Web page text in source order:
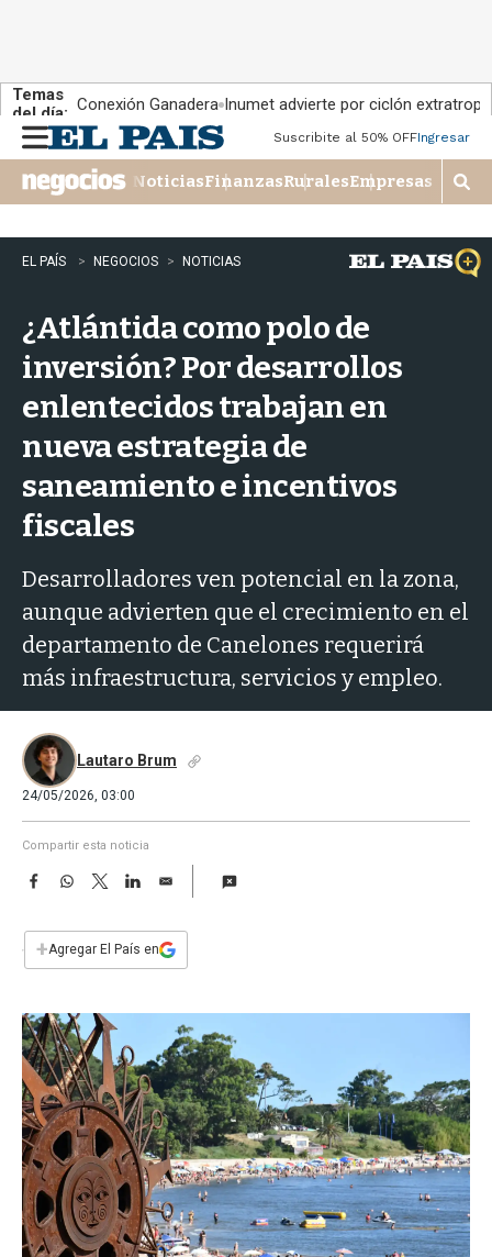
Temas
del día: Conexión Ganadera Inumet advierte por ciclón
n
u
Suscribite al 50% OFFIngresar
NoticiasFinanzasRuralesEmpresas
M
o
s
t
r
EL PAÍS NEGOCIOS NOTICIAS
¿Atlántida como polo de
inversión? Por desarrollos
enlentecidos trabajan en
nueva estrategia de
saneamiento e incentivos
fiscales
Desarrolladores ven potencial en la zona,
aunque advierten que el crecimiento en el
departamento de Canelones requerirá
más infraestructura, servicios y empleo.
Lautaro Brum
24/05/2026, 03:00
Compartir esta noticia
F
e
b
k
W
s
p
T
w
t
L
E
i
l
+Agregar El País en